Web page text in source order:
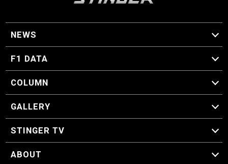
NEWS
F1 ニュース
F1 DATA
F1 日程
F1 データ
COLUMN
マイ・ワンダフル・サーキット
スクーデリア・一方通行
F1に燃え、ゴルフに泣く日々。
スティングくんの部屋
GALLERY
GALLERY
STINGER TV
STINGER TV
ABOUT